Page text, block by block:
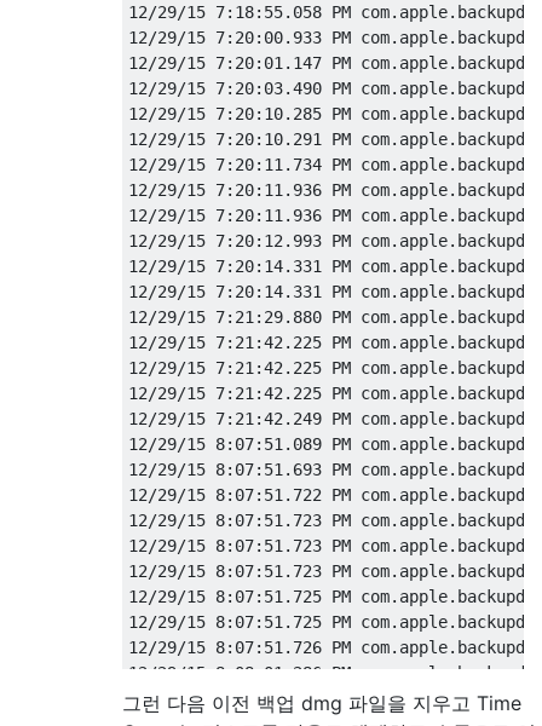
12/29/15 7:18:55.058 PM
12/29/15 7:20:00.933 PM
12/29/15 7:20:01.147 PM
12/29/15 7:20:03.490 PM
12/29/15 7:20:10.285 PM
12/29/15 7:20:10.291 PM
12/29/15 7:20:11.734 PM
12/29/15 7:20:11.936 PM
12/29/15 7:20:11.936 PM
12/29/15 7:20:12.993 PM
12/29/15 7:20:14.331 PM
12/29/15 7:20:14.331 PM
12/29/15 7:21:29.880 PM
12/29/15 7:21:42.225 PM
12/29/15 7:21:42.225 PM
12/29/15 7:21:42.225 PM
12/29/15 7:21:42.249 PM
12/29/15 8:07:51.089 PM
12/29/15 8:07:51.693 PM
12/29/15 8:07:51.722 PM
12/29/15 8:07:51.723 PM
12/29/15 8:07:51.723 PM
12/29/15 8:07:51.723 PM
12/29/15 8:07:51.725 PM
12/29/15 8:07:51.725 PM
12/29/15 8:07:51.726 PM
그런 다음 이전 백업 dmg 파일을 지우고 Time